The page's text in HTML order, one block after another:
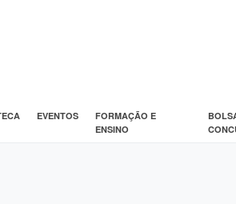
EVENTOS
FORMAÇÃO E
ENSINO